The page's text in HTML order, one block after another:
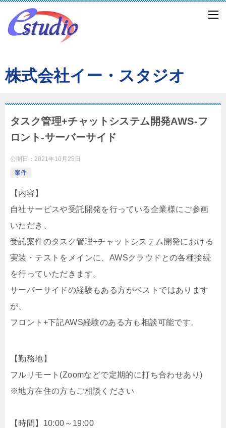
株式会社イー・スタジオ
タスク管理+チャットシステム開発AWS-フ
ロント-サーバーサイド
公開日： 2021年10月25日
案件
【内容】
自社サービスや受託開発を行っている企業様にご参画
いただき、
受託案件のタスク管理+チャットシステム開発における
実装・テストをメインに、AWSクラウドとの各種接続
を行っていただきます。
サーバーサイドの経験もある方がベストではあります
が、
フロント+下記AWS経験のある方も相談可能です。
【勤務地】
フルリモート(Zoomなどで定期的に打ち合わせあり)
※地方在住の方もご相談ください
【時間】10:00～19:00